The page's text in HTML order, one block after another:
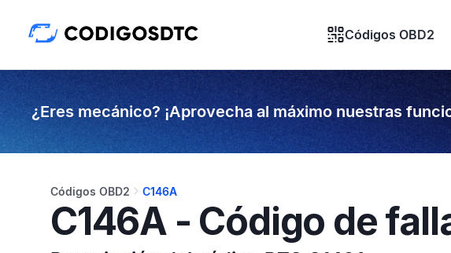
Códigos OBD2
¿Eres mecánico? ¡Aprovecha al máximo nuestras
Códigos OBD2 C146A
C146A - Código de